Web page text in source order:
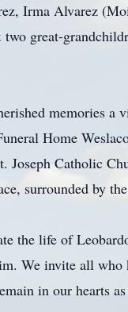
Irma Alvarez
great-
memories
Home
Joseph Catholic
surrounded by
the life of
We invite all
in our hearts